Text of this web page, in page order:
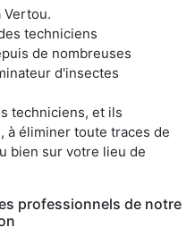
Vertou.
techniciens
de nombreuses
d'insectes
techniciens, et ils
à éliminer toute traces de
bien sur votre lieu de
professionnels de notre